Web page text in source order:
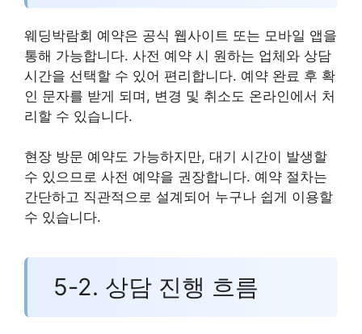
웨딩박람회 예약은 공식 웹사이트 또는 모바일 앱을
통해 가능합니다. 사전 예약 시 원하는 업체와 상담
시간을 선택할 수 있어 편리합니다. 예약 완료 후 확
인 문자를 받게 되며, 변경 및 취소도 온라인에서 처
리할 수 있습니다.
현장 방문 예약도 가능하지만, 대기 시간이 발생할
수 있으므로 사전 예약을 권장합니다. 예약 절차는
간단하고 직관적으로 설계되어 누구나 쉽게 이용할
수 있습니다.
5-2. 상담 진행 흐름